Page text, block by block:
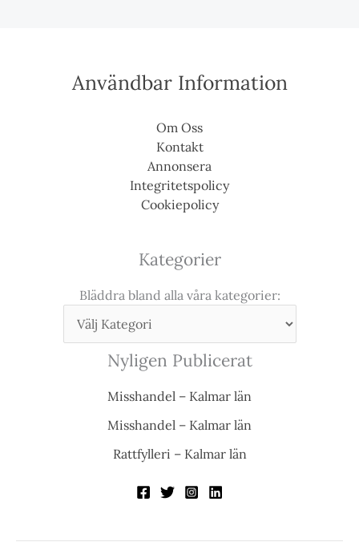
Användbar Information
Om Oss
Kontakt
Annonsera
Integritetspolicy
Cookiepolicy
Kategorier
Bläddra bland alla våra kategorier:
Nyligen Publicerat
Misshandel – Kalmar län
Misshandel – Kalmar län
Rattfylleri – Kalmar län